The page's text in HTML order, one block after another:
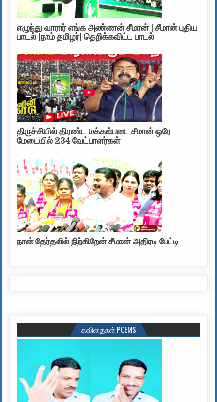
எழுந்து வாரார் எங்க அண்ணன் சீமான் | சீமான் புதிய
பாடல் |நாம் தமிழர்| தெறிக்கவிட்ட பாடல்
திருச்சியில் திரண்ட மக்கள்படை சீமான் ஒரே
மேடையில் 234 வேட்பாளர்கள்
நான் தேர்தலில் நிற்கிறேன் சீமான் அதிரடி பேட்டி
கவிதைகள் POEMS